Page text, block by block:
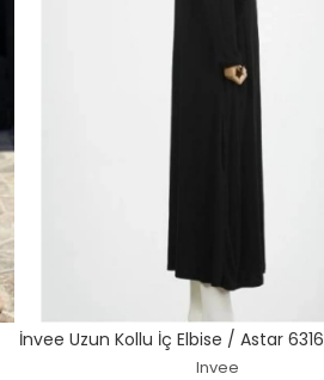
İnvee Uzun Kollu İç Elbise / Astar 6316
Invee